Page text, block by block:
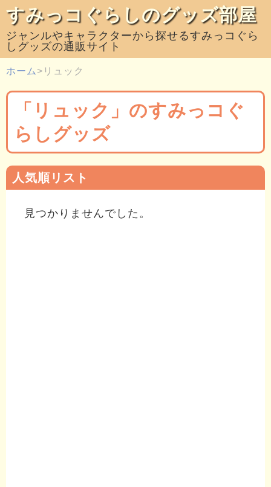
すみっコぐらしのグッズ部屋
ジャンルやキャラクターから探せるすみっコぐら
しグッズの通販サイト
ホーム リュック
「リュック」のすみっコぐ
らしグッズ
人気順リスト
見つかりませんでした。